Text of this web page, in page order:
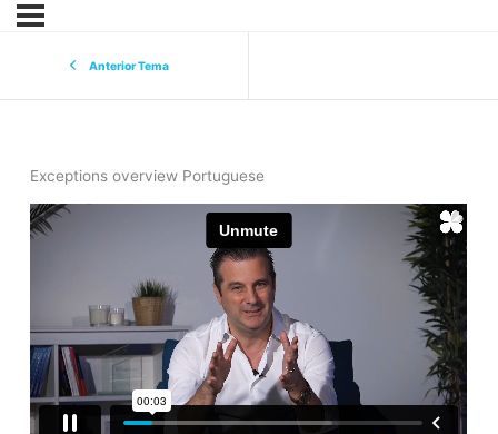
Anterior Tema
Exceptions overview Portuguese
eurekers
cursoonline